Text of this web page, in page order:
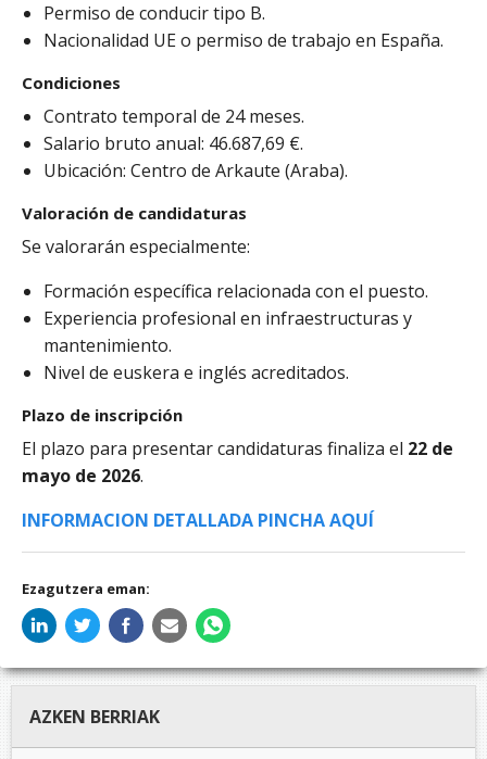
Permiso de conducir tipo B.
Nacionalidad UE o permiso de trabajo en España.
Condiciones
Contrato temporal de 24 meses.
Salario bruto anual: 46.687,69 €.
Ubicación: Centro de Arkaute (Araba).
Valoración de candidaturas
Se valorarán especialmente:
Formación específica relacionada con el puesto.
Experiencia profesional en infraestructuras y
mantenimiento.
Nivel de euskera e inglés acreditados.
Plazo de inscripción
El plazo para presentar candidaturas finaliza el 22 de
mayo de 2026.
INFORMACION DETALLADA PINCHA AQUÍ
Ezagutzera eman:
AZKEN BERRIAK